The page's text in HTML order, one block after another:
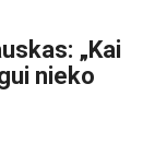
„Kai
nieko